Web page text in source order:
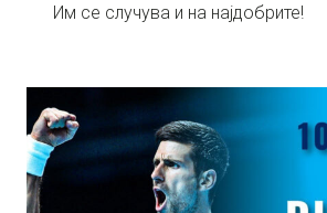
Им се случува и на најдобрите!